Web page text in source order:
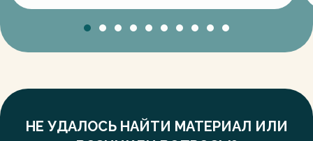
НЕ УДАЛОСЬ НАЙТИ МАТЕРИАЛ ИЛИ